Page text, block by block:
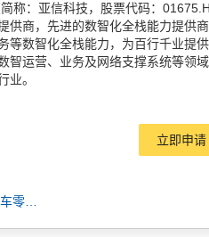
称：亚信科技，股票代码：
供商，先进的数智化全栈能力提供
等数智化全栈能力，为百行千业提
智运营、业务及网络支撑系统等领
业。
立即申请
[嘉兴-南湖区]嘉兴敏惠汽车零部件有限公司